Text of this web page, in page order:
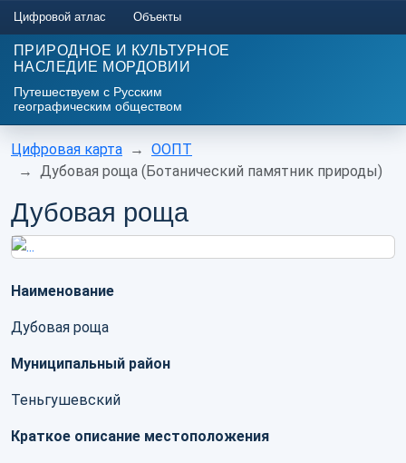
ПРИРОДНОЕ И КУЛЬТУРНОЕ
НАСЛЕДИЕ МОРДОВИИ
Путешествуем с Русским
географическим обществом
Цифровой атлас Объекты
Цифровая карта
ООПТ
Дубовая роща (Ботанический памятник природы)
Дубовая роща
Наименование
Дубовая роща
Муниципальный район
Теньгушевский
Краткое описание местоположения